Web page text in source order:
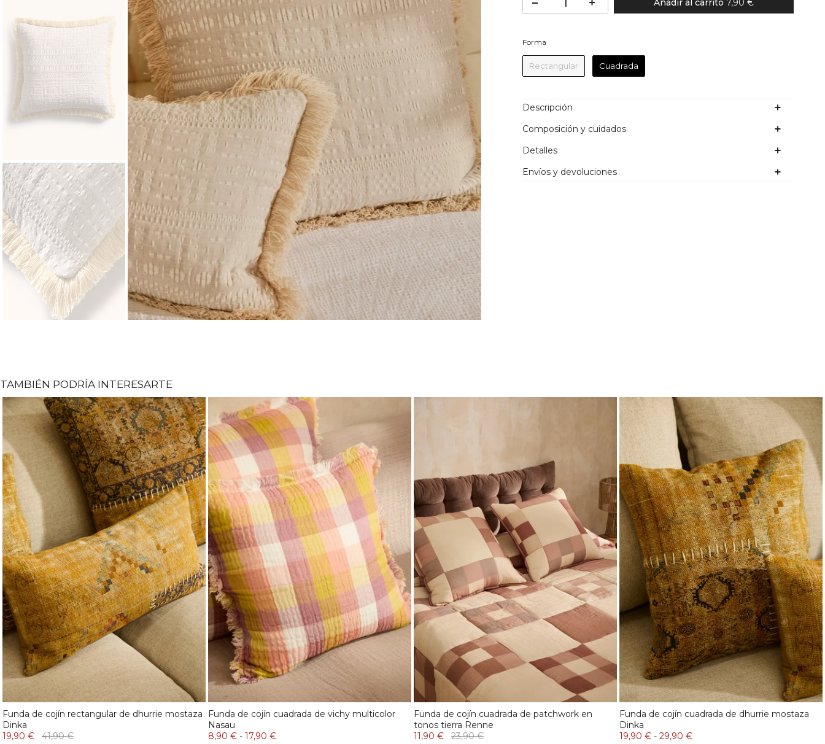
Forma
Rectangular Cuadrada
Añadir al carrito 7,90 €
Descripción
Composición y cuidados
Detalles
Envíos y devoluciones
TAMBIÉN PODRÍA INTERESARTE
Funda de cojín rectangular de dhurrie mostaza
Dinka
19,90 €
41,90 €
Funda de cojín cuadrada de vichy multicolor
Nasau
8,90 € - 17,90 €
Funda de cojín cuadrada de patchwork en
tonos tierra Renne
11,90 €
23,90 €
Funda de cojín cuadrada de dhurrie mostaza
Dinka
19,90 € - 29,90 €